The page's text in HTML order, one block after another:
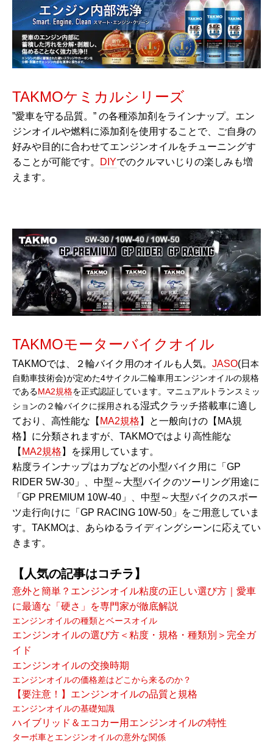
TAKMOケミカルシリーズ
”愛車を守る品質。” の各種添加剤をラインナップ。エン
ジンオイルや燃料に添加剤を使用することで、ご自身の
好みや目的に合わせてエンジンオイルをチューニングす
ることが可能です。
DIYでのクルマいじりの楽しみも増
えます。
TAKMOモーターバイクオイル
TAKMOでは、２輪バイク用のオイルも人気。 JASO(日 本
自動車技術会)が定めた4サイクル二輪車用エンジンオイルの規格
であるMA2規格を正式認証しています。マニュアルトランスミッ
ションの２輪バイクに採用される湿式クラッチ搭載車に適し
ており、高性能な【 MA2規格 】と一般向けの【MA規
格】に分類されますが、TAKMOではより高性能な
【 MA2規格 】を採用しています。
粘度ラインナップはカブなどの小型バイク用に「GP
RIDER 5W-30」、中型～大型バイクのツーリング用途に
「GP PREMIUM 10W-40」、中型～大型バイクのスポー
ツ走行向けに「GP RACING 10W-50」をご用意していま
す。TAKMOは、あらゆるライディングシーンに応えてい
きます。
【人気の記事はコチラ】
意外と簡単？エンジンオイル粘度の正しい選び方｜愛車
に最適な「硬さ」を専門家が徹底解説
エンジンオイルの種類とベースオイル
エンジンオイルの選び方＜粘度・規格・種類別＞完全ガ
イド
エンジンオイルの交換時期
エンジンオイルの価格差はどこから来るのか？
【要注意！】エンジンオイルの品質と規格
エンジンオイルの基礎知識
ハイブリッド＆エコカー用エンジンオイルの特性
ターボ車とエンジンオイルの意外な関係